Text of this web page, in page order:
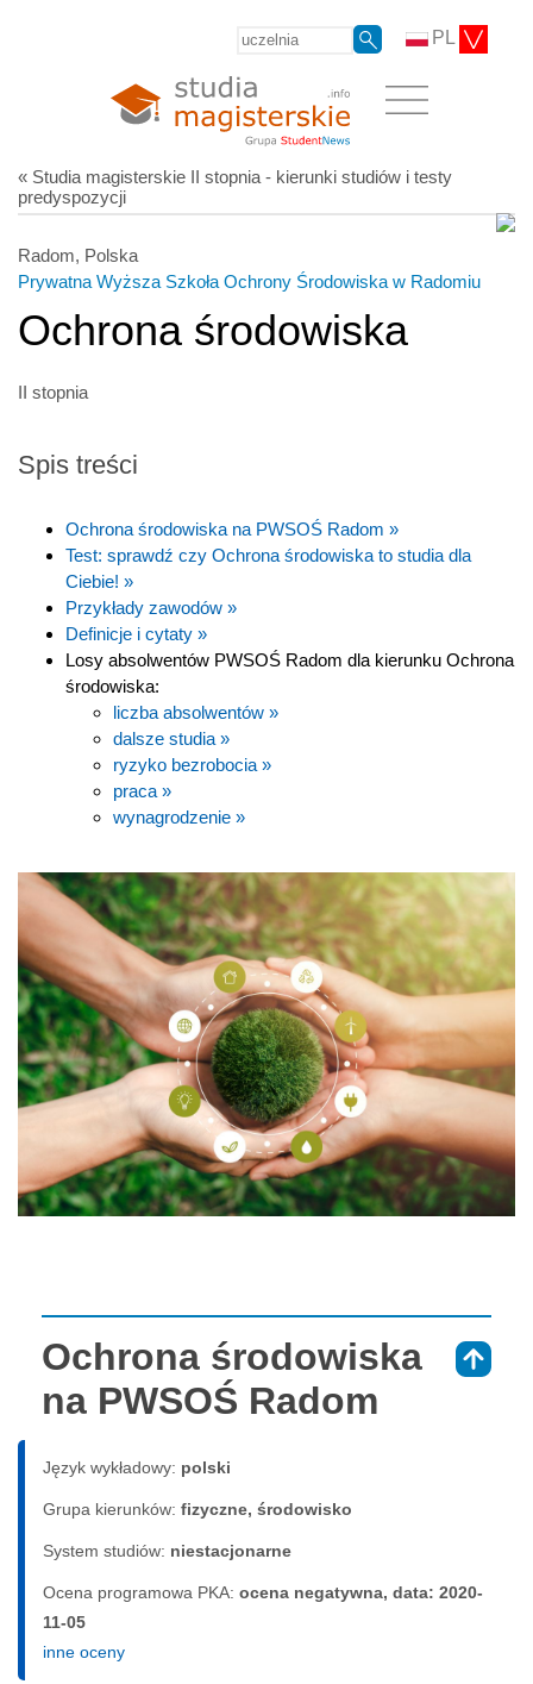
PL
« Studia magisterskie II stopnia - kierunki studiów i testy
predyspozycji
Radom, Polska
Prywatna Wyższa Szkoła Ochrony Środowiska w Radomiu
Ochrona środowiska
II stopnia
Spis treści
Ochrona środowiska na PWSOŚ Radom »
Test: sprawdź czy Ochrona środowiska to studia dla
Ciebie! »
Przykłady zawodów »
Definicje i cytaty »
Losy absolwentów PWSOŚ Radom dla kierunku Ochrona
środowiska:
liczba absolwentów »
dalsze studia »
ryzyko bezrobocia »
praca »
wynagrodzenie »
Ochrona środowiska
na PWSOŚ Radom
Język wykładowy: polski
Grupa kierunków: fizyczne, środowisko
System studiów: nie­sta­cjo­nar­ne
Ocena programowa PKA: ocena negatywna, data: 2020-
11-05
inne oceny